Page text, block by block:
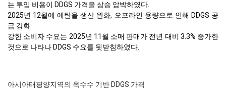
는 투입 비용이 DDGS 가격을 상승 압박하였다.
2025년 12월에 에탄올 생산 완화, 오프라인 용량으로 인해 DDGS 공
급 강화.
강한 소비자 수요는 2025년 11월 소매 판매가 전년 대비 3.3% 증가한
것으로 나타나 DDGS 수요를 뒷받침하였다.
아시아태평양지역의 옥수수 기반 DDGS 가격